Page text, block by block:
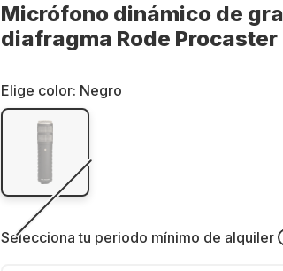
Micrófono dinámico de
diafragma Rode Procaster
Elige color: Negro
Selecciona tu periodo mínimo de alquiler